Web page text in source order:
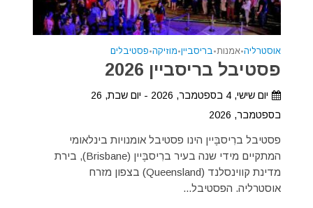
אוסטרליה•אמנות•בריסביין•מוזיקה•פסטיבלים
פסטיבל בריסביין 2026
יום שישי, 4 בספטמבר, 2026 - יום שבת, 26
בספטמבר, 2026
פסטיבל ברִיסבֶּיין הינו פסטיבל אומנויות בינלאומי
המתקיים מידי שנה בעיר ברִיסבֶּיין (Brisbane), בירת
מדינת קווינסלנד (Queensland) בצפון מזרח
אוסטרליה. הפסטיבל...